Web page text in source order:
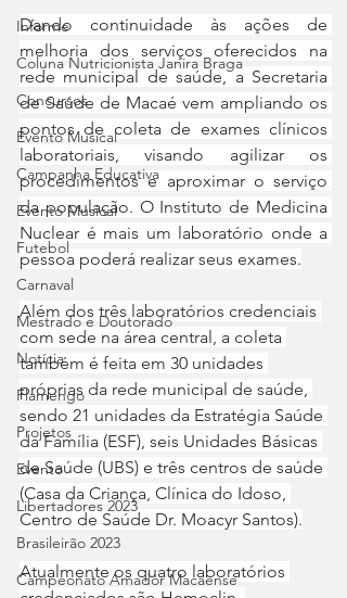
Informe
Coluna Nutricionista Janira Braga
Concursos
Evento Musical
Campanha Educativa
Evento Musical
Futebol
Carnaval
Mestrado e Doutorado
Notícia
Flamengo
Projetos
Evento
Libertadores 2023
Brasileirão 2023
Campeonato Amador Macaense
Dando continuidade às ações de
melhoria dos serviços oferecidos na
rede municipal de saúde, a Secretaria
de Saúde de Macaé vem ampliando os
pontos de coleta de exames clínicos
laboratoriais, visando agilizar os
procedimentos e aproximar o serviço
da população. O Instituto de Medicina
Nuclear é mais um laboratório onde a
pessoa poderá realizar seus exames.
Além dos três laboratórios credenciais
com sede na área central, a coleta
também é feita em 30 unidades
próprias da rede municipal de saúde,
sendo 21 unidades da Estratégia Saúde
da Família (ESF), seis Unidades Básicas
de Saúde (UBS) e três centros de saúde
(Casa da Criança, Clínica do Idoso,
Centro de Saúde Dr. Moacyr Santos).
Atualmente os quatro laboratórios